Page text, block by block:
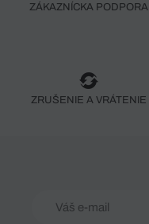
ZÁKAZNÍCKA PODPORA
ZRUŠENIE A VRÁTENIE